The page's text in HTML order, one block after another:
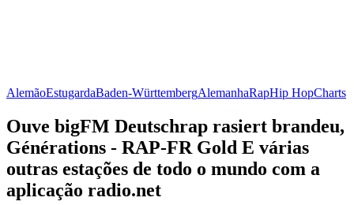
AlemãoEstugardaBaden-WürttembergAlemanhaRapHip HopCharts
Ouve bigFM Deutschrap rasiert brandeu,
Générations - RAP-FR Gold E várias
outras estações de todo o mundo com a
aplicação radio.net